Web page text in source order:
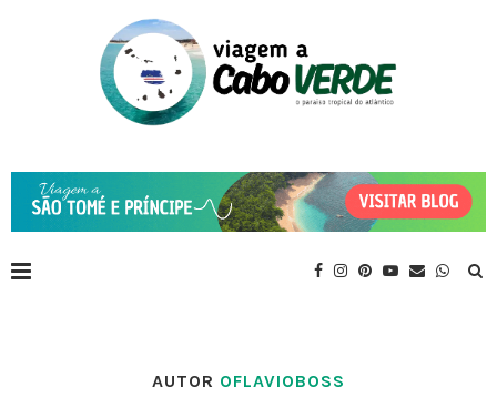
AUTOR OFLAVIOBOSS